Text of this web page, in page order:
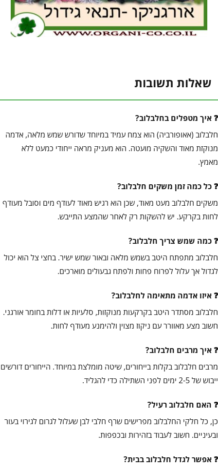
שאלות תשובות
איך מטפלים בחלבלוב?
חלבלוב (אאופורביה) הוא צמח עמיד במיוחד שדורש שמש מלאה, אדמה
מנוקזת מאוד והשקיה מועטה. הוא מעניק מראה ייחודי כמעט ללא
מאמץ.
כל כמה זמן משקים חלבלוב?
משקים חלבלוב מעט מאוד, שכן הוא רגיש מאוד לעודף מים וסובל מעודף
לחות בקרקע. יש להשקות רק לאחר שהמצע התייבש.
כמה שמש צריך חלבלוב?
חלבלוב מתפתח היטב בשמש מלאה ובאור שמש ישיר. בחצי צל הוא יכול
לגדול אך עלול לפרוח פחות ולפתח גבעולים מוארכים.
איזו אדמה מתאימה לחלבלוב?
חלבלוב מסתדר היטב בקרקעות מנוקזות, סלעיות או דלות בחומר אורגני.
חשוב מצע מאוורר עם ניקוז מצוין ולהימנע מעודף לחות.
איך מרבים חלבלוב?
מרבים חלבלוב בקלות בייחורים, שיטה מומלצת במיוחד. הייחורים דורשים
ייבוש של 2-5 ימים לפני השתילה כדי להגליד.
האם חלבלוב רעיל?
כן, כל חלקי החלבלוב מפרישים שרף חלבי לבן שעלול לגרום לגירוי בעור
ובעיניים. חשוב לעבוד בזהירות ובכפפות.
אפשר לגדל חלבלוב בבית?